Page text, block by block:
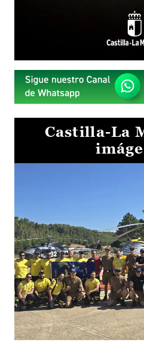
Castilla-La